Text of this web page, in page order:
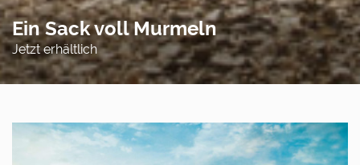
Ein Sack voll Murmeln
Jetzt erhältlich